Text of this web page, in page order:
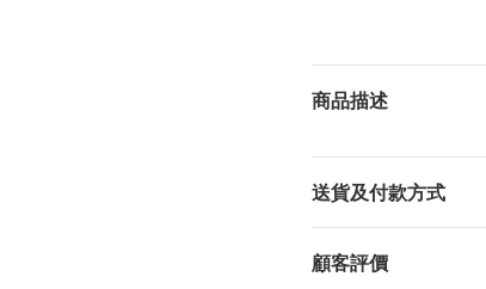
商品描述
送貨及付款方式
顧客評價